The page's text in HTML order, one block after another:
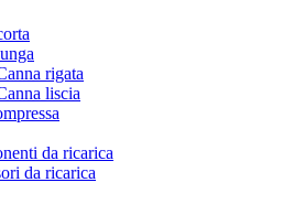
rigata
liscia
da ricarica
da ricarica